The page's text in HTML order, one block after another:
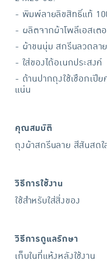
- พิมพ์ลายลิขสิทธิ์แท้
- ผลิตจากผ้าโพลีเอสเต
- ผ้าขนนุ่ม สกรีนลวดลา
- ใส่ของได้อเนกประสงค์
- ด้านปากถุงใช้เชือกเ
แน่น
คุณสมบัติ
ถุงผ้าสกรีนลาย สีสันสด
วิธีการใช้งาน
ใช้สำหรับใส่สิ่งของ
วิธีการดูแลรักษา
เก็บในที่แห้งหลังใช้งาน